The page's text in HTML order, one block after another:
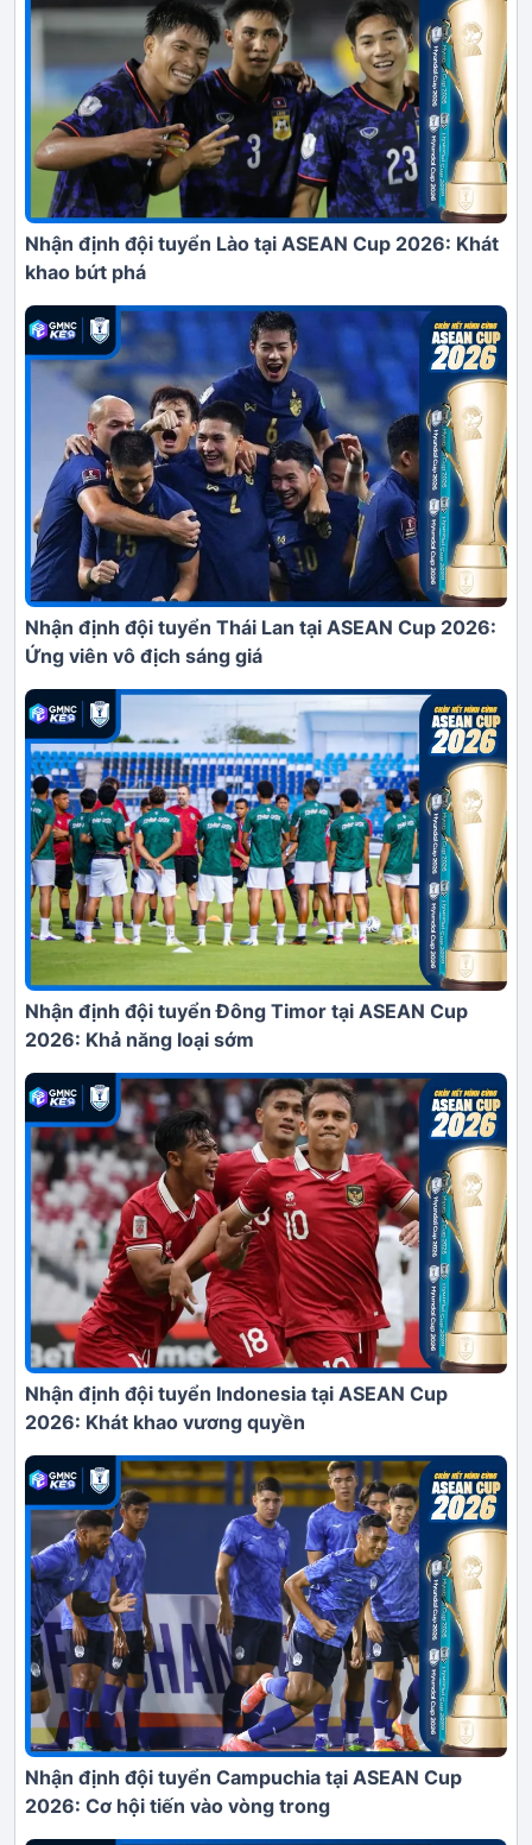
Nhận định đội tuyển Lào tại ASEAN Cup 2026: Khát
khao bứt phá
Nhận định đội tuyển Thái Lan tại ASEAN Cup 2026:
Ứng viên vô địch sáng giá
Nhận định đội tuyển Đông Timor tại ASEAN Cup
2026: Khả năng loại sớm
Nhận định đội tuyển Indonesia tại ASEAN Cup
2026: Khát khao vương quyền
Nhận định đội tuyển Campuchia tại ASEAN Cup
2026: Cơ hội tiến vào vòng trong